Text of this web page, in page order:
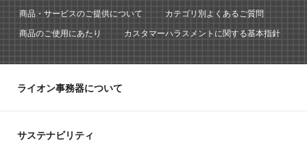
商品・サービスのご提供について
カテゴリ別よくあるご質問
商品のご使用にあたり
カスタマーハラスメントに関する基本指針
ライオン事務器について
サステナビリティ